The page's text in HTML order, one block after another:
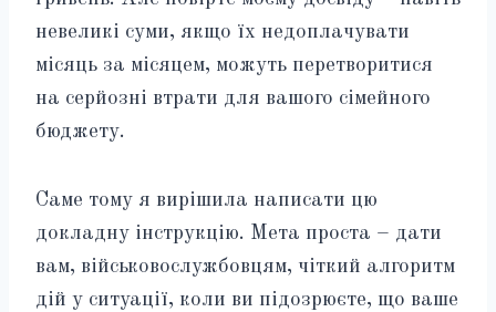
невеликі суми, якщо їх недоплачувати
місяць за місяцем, можуть перетворитися
на серйозні втрати для вашого сімейного
бюджету.
Саме тому я вирішила написати цю
докладну інструкцію. Мета проста – дати
вам, військовослужбовцям, чіткий алгоритм
дій у ситуації, коли ви підозрюєте, що ваше